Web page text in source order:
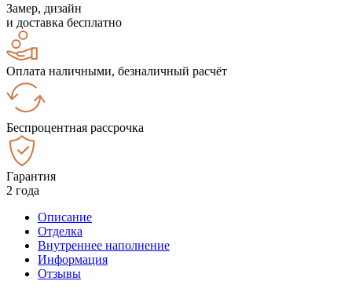
Замер, дизайн
и доставка бесплатно
Оплата наличными, безналичный расчёт
Беспроцентная рассрочка
Гарантия
2 года
Описание
Отделка
Внутреннее наполнение
Информация
Отзывы